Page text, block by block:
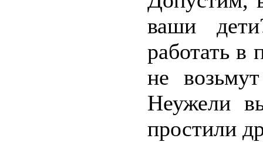
ваши
работать в
не
Неужели
простили